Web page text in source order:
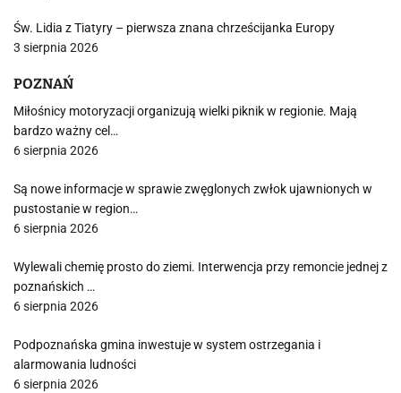
Św. Lidia z Tiatyry – pierwsza znana chrześcijanka Europy
3 sierpnia 2026
POZNAŃ
Miłośnicy motoryzacji organizują wielki piknik w regionie. Mają
bardzo ważny cel…
6 sierpnia 2026
Są nowe informacje w sprawie zwęglonych zwłok ujawnionych w
pustostanie w region…
6 sierpnia 2026
Wylewali chemię prosto do ziemi. Interwencja przy remoncie jednej z
poznańskich …
6 sierpnia 2026
Podpoznańska gmina inwestuje w system ostrzegania i
alarmowania ludności
6 sierpnia 2026